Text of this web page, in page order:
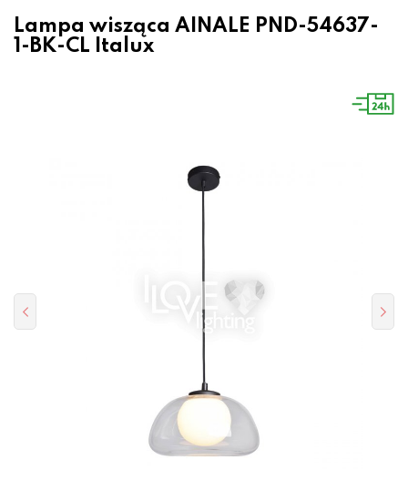
Lampa wisząca AINALE PND-54637-
1-BK-CL Italux